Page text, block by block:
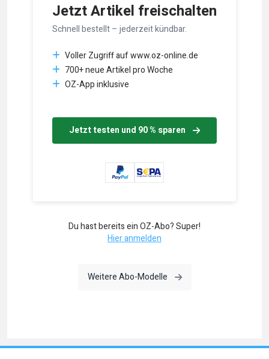
Jetzt Artikel freischalten
Schnell bestellt – jederzeit kündbar.
Voller Zugriff auf www.oz-online.de
700+ neue Artikel pro Woche
OZ-App inklusive
Jetzt testen und 90 % sparen
Du hast bereits ein OZ-Abo? Super!
Hier anmelden
Weitere Abo-Modelle